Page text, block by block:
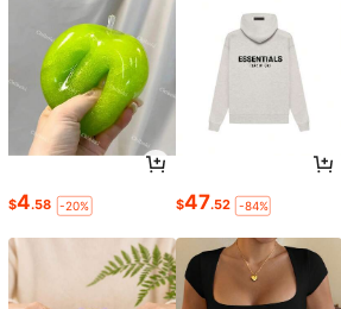
$4.58 -20% $47.52 -84%